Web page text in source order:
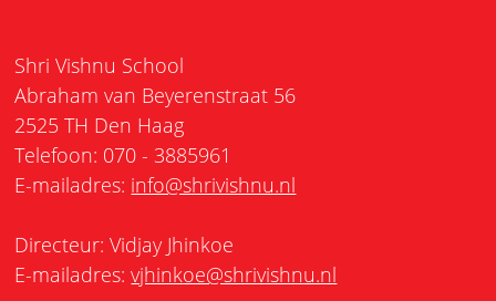
Shri Vishnu School
Abraham van Beyerenstraat 56
2525 TH Den Haag
Telefoon: 070 - 3885961
E-mailadres: info@shrivishnu.nl
Directeur: Vidjay Jhinkoe
E-mailadres:vjhinkoe@shrivishnu.nl